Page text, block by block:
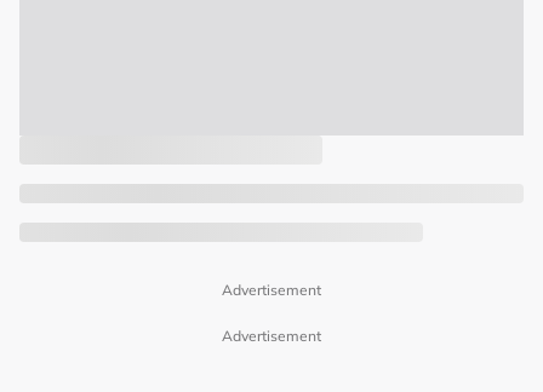
Advertisement
Advertisement